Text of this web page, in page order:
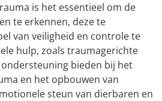
is het essentieel om de
te erkennen, deze te
van veiligheid en controle te
hulp, zoals traumagerichte
bieden bij het
en het opbouwen van
steun van dierbaren en